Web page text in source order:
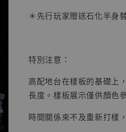
NT$ 1,500
NT$ 1,870
-
加購優惠【讓子彈飛 鵝城縣長 張麻子 [BK01]】
＊先行玩家贈送石化半身
特別注意：
高配地台在樣板的基礎上
長度。樣板展示僅供顏色
時間關係來不及重新打樣